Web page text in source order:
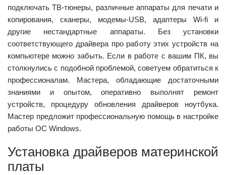
подключать ТВ-тюнеры, различные аппараты для печати и
копирования, сканеры, модемы-USB, адаптеры Wi-fi и
другие нестандартные аппараты. Без установки
соответствующего драйвера про работу этих устройств на
компьютере можно забыть. Если в работе с вашим ПК, вы
столкнулись с подобной проблемой, советуем обратиться к
профессионалам. Мастера, обладающие достаточными
знаниями и опытом, оперативно выполнят ремонт
устройств, процедуру обновления драйверов ноутбука.
Мастер предложит профессиональную помощь в настройке
работы ОС Windows.
Установка драйверов материнской
платы